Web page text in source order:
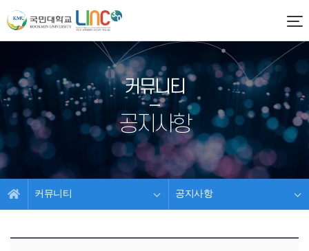
커뮤니티
공지사항
커뮤니티 공지사항